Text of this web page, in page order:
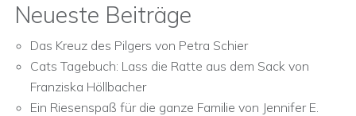
Neueste Beiträge
Das Kreuz des Pilgers von Petra Schier
Cats Tagebuch: Lass die Ratte aus dem Sack von
Franziska Höllbacher
Ein Riesenspaß für die ganze Familie von Jennifer E.